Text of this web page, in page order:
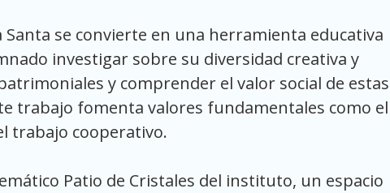
Santa se convierte en una herramienta educativa
investigar sobre su diversidad creativa y
y comprender el valor social de estas
trabajo fomenta valores fundamentales como el
trabajo cooperativo.
Patio de Cristales del instituto, un espacio